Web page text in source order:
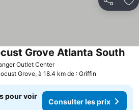
Partager
Outlet Center
Grove Atlanta South
Grove, à 18.4 km de : Griffin
pour voir
Consulter les prix